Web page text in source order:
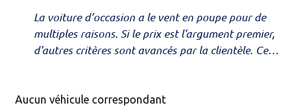
La voiture d’occasion a le vent en poupe pour de
multiples raisons. Si le prix est l’argument premier,
d’autres critères sont avancés par la clientèle. Ce
garage est agréé par Peugeot et Renault Dacia,
Aucun véhicule correspondant